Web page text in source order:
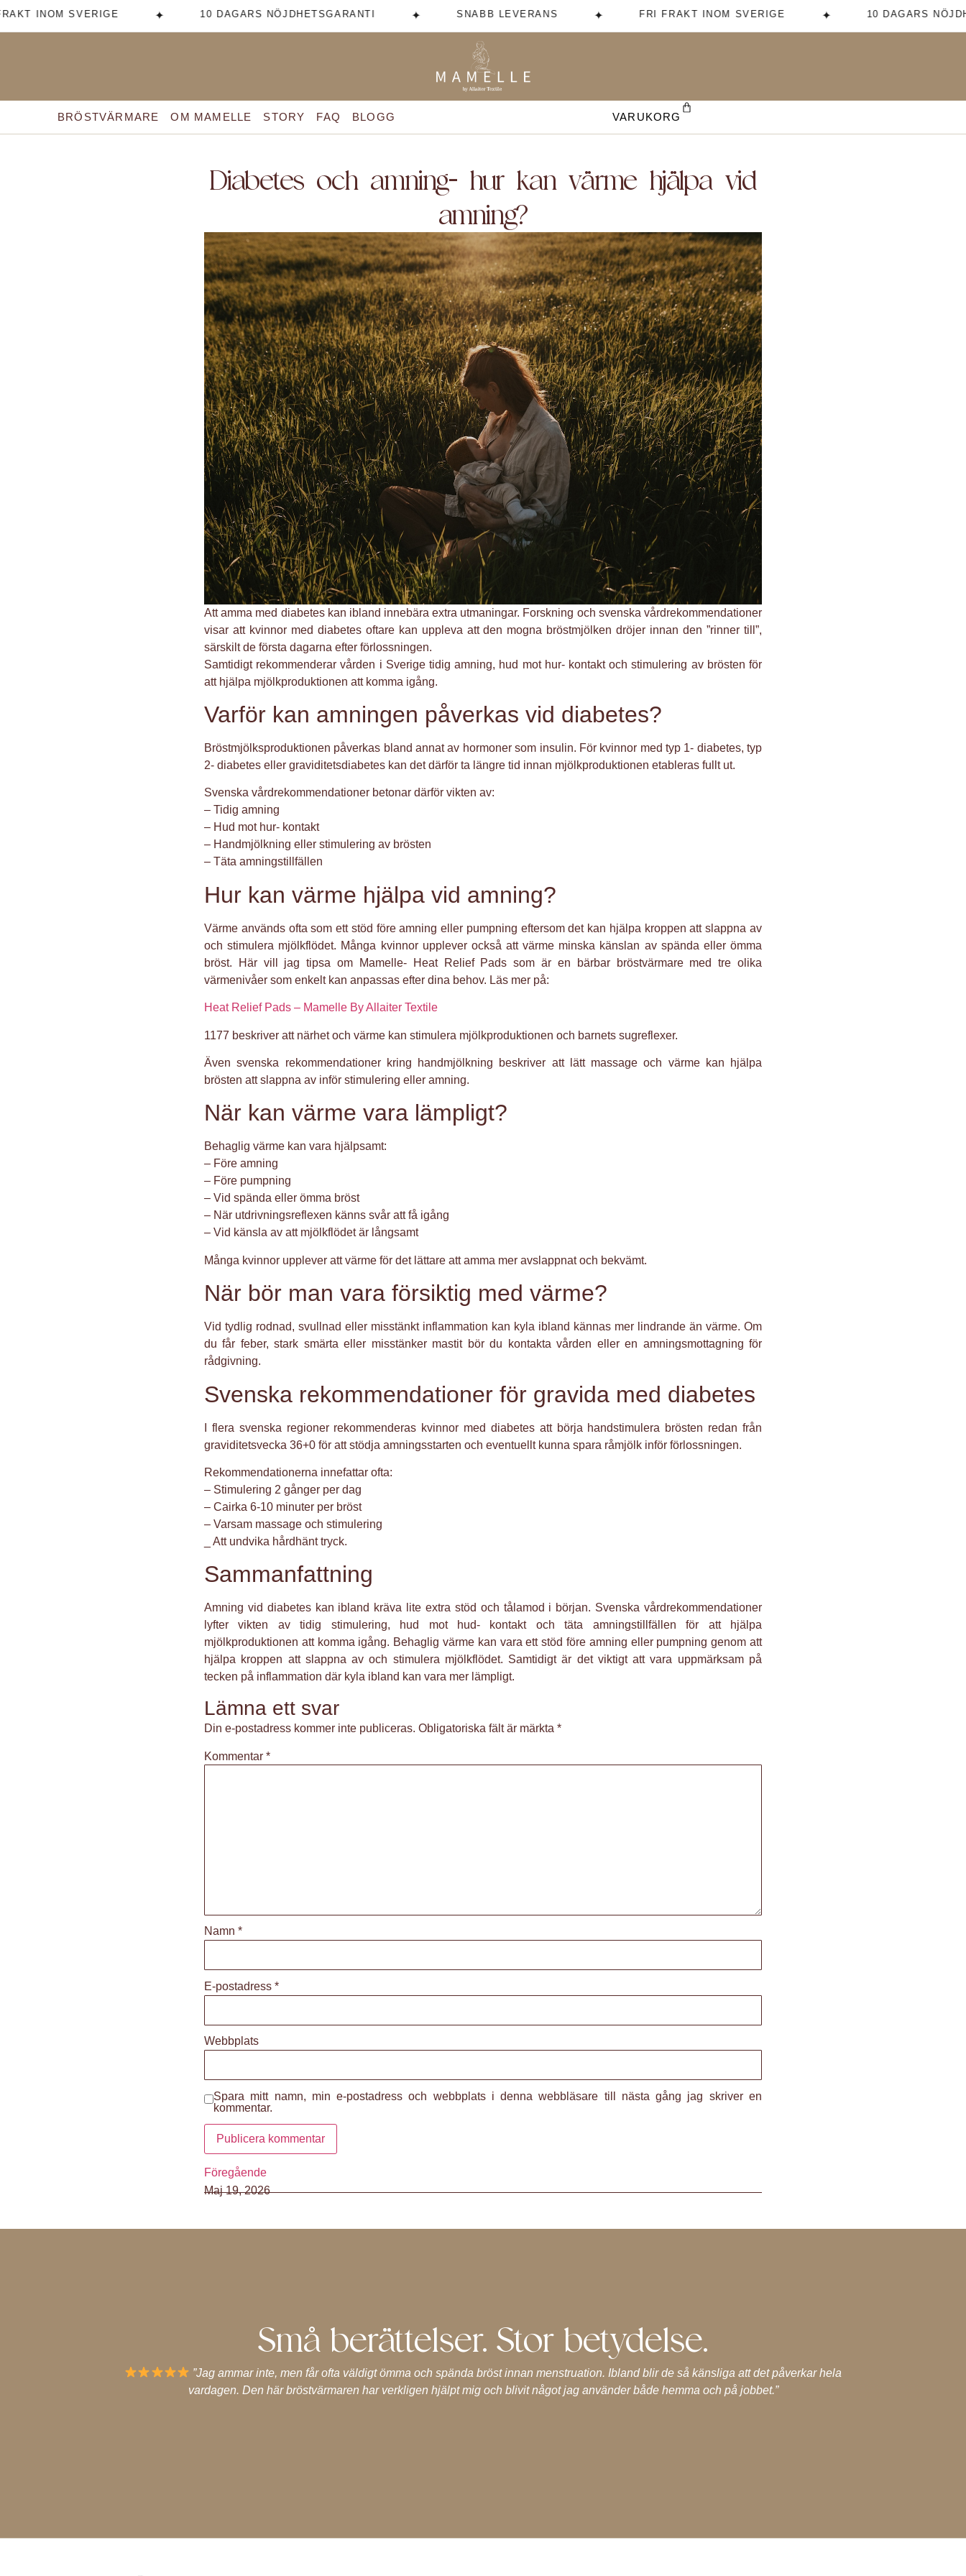
INOM SVERIGE 10 DAGARS NÖJDHETSGARANTI SNABB LEVERANS FRI FRAKT INOM SVERIGE 10 DAGARS
BRÖSTVÄRMARE OM MAMELLE STORY FAQ BLOGG VARUKORG
Diabetes och amning- hur kan värme hjälpa vid
amning?
Att amma med diabetes kan ibland innebära extra utmaningar. Forskning och svenska vårdrekommendationer
visar att kvinnor med diabetes oftare kan uppleva att den mogna bröstmjölken dröjer innan den ”rinner till”,
särskilt de första dagarna efter förlossningen.
Samtidigt rekommenderar vården i Sverige tidig amning, hud mot hur- kontakt och stimulering av brösten för
att hjälpa mjölkproduktionen att komma igång.
Varför kan amningen påverkas vid diabetes?
Bröstmjölksproduktionen påverkas bland annat av hormoner som insulin. För kvinnor med typ 1- diabetes, typ
2- diabetes eller graviditetsdiabetes kan det därför ta längre tid innan mjölkproduktionen etableras fullt ut.
Svenska vårdrekommendationer betonar därför vikten av:
– Tidig amning
– Hud mot hur- kontakt
– Handmjölkning eller stimulering av brösten
– Täta amningstillfällen
Hur kan värme hjälpa vid amning?
Värme används ofta som ett stöd före amning eller pumpning eftersom det kan hjälpa kroppen att slappna av
och stimulera mjölkflödet. Många kvinnor upplever också att värme minska känslan av spända eller ömma
bröst. Här vill jag tipsa om Mamelle- Heat Relief Pads som är en bärbar bröstvärmare med tre olika
värmenivåer som enkelt kan anpassas efter dina behov. Läs mer på:
Heat Relief Pads – Mamelle By Allaiter Textile
1177 beskriver att närhet och värme kan stimulera mjölkproduktionen och barnets sugreflexer.
Även svenska rekommendationer kring handmjölkning beskriver att lätt massage och värme kan hjälpa
brösten att slappna av inför stimulering eller amning.
När kan värme vara lämpligt?
Behaglig värme kan vara hjälpsamt:
– Före amning
– Före pumpning
– Vid spända eller ömma bröst
– När utdrivningsreflexen känns svår att få igång
– Vid känsla av att mjölkflödet är långsamt
Många kvinnor upplever att värme för det lättare att amma mer avslappnat och bekvämt.
När bör man vara försiktig med värme?
Vid tydlig rodnad, svullnad eller misstänkt inflammation kan kyla ibland kännas mer lindrande än värme. Om
du får feber, stark smärta eller misstänker mastit bör du kontakta vården eller en amningsmottagning för
rådgivning.
Svenska rekommendationer för gravida med diabetes
I flera svenska regioner rekommenderas kvinnor med diabetes att börja handstimulera brösten redan från
graviditetsvecka 36+0 för att stödja amningsstarten och eventuellt kunna spara råmjölk inför förlossningen.
Rekommendationerna innefattar ofta:
– Stimulering 2 gånger per dag
– Cairka 6-10 minuter per bröst
– Varsam massage och stimulering
_ Att undvika hårdhänt tryck.
Sammanfattning
Amning vid diabetes kan ibland kräva lite extra stöd och tålamod i början. Svenska vårdrekommendationer
lyfter vikten av tidig stimulering, hud mot hud- kontakt och täta amningstillfällen för att hjälpa
mjölkproduktionen att komma igång. Behaglig värme kan vara ett stöd före amning eller pumpning genom att
hjälpa kroppen att slappna av och stimulera mjölkflödet. Samtidigt är det viktigt att vara uppmärksam på
tecken på inflammation där kyla ibland kan vara mer lämpligt.
Lämna ett svar
Din e-postadress kommer inte publiceras. Obligatoriska fält är märkta *
Kommentar *
Namn *
E-postadress *
Webbplats
Spara mitt namn, min e-postadress och webbplats i denna webbläsare till nästa gång jag skriver en
kommentar.
Föregående
Maj 19, 2026
Små berättelser. Stor betydelse.
”Jag ammar inte, men får ofta väldigt ömma och spända bröst innan menstruation. Ibland blir de så känsliga att det påverkar hela
vardagen. Den här bröstvärmaren har verkligen hjälpt mig och blivit något jag använder både hemma och på jobbet.”